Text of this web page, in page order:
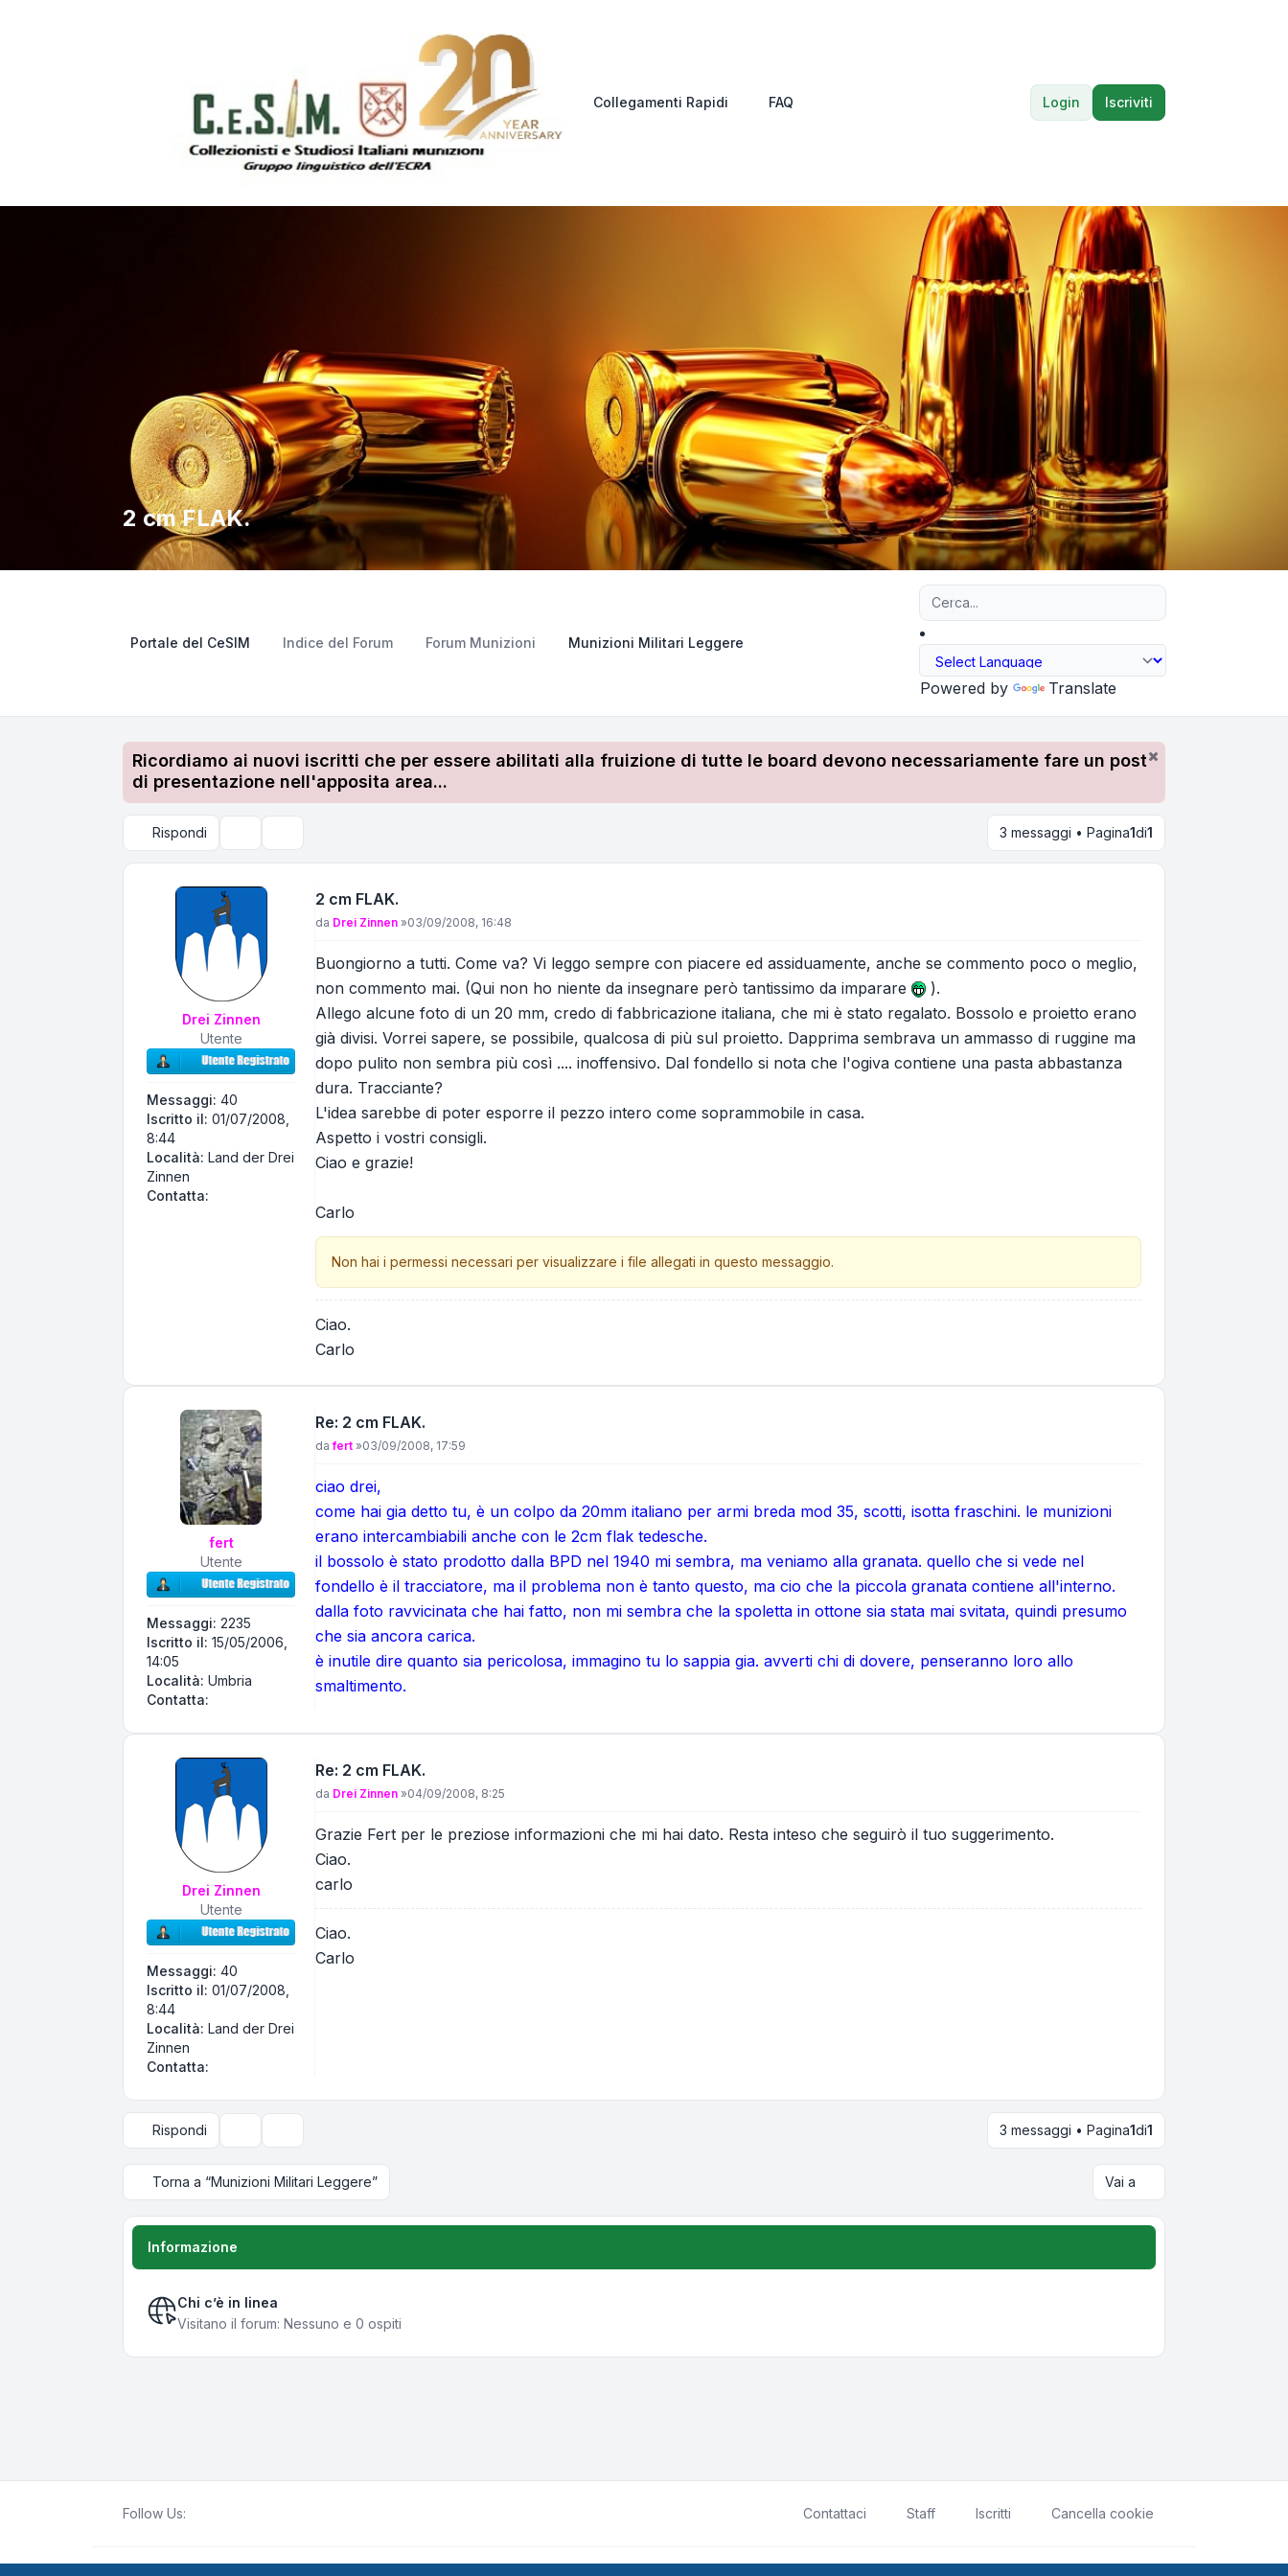
Collegamenti Rapidi FAQ Login Iscriviti
2 cm FLAK.
Portale del CeSIM Indice del Forum Forum Munizioni Munizioni Militari Leggere
Powered by Translate
Ricordiamo ai nuovi iscritti che per essere abilitati alla fruizione di tutte le board devono necessariamente fare un post
di presentazione nell'apposita area...
Rispondi 3 messaggi • Pagina1di1
Drei Zinnen
Utente
Messaggi: 40
Iscritto il: 01/07/2008,
8:44
Località: Land der Drei
Zinnen
Contatta:
2 cm FLAK.
Messaggio
da Drei Zinnen »03/09/2008, 16:48
Buongiorno a tutti. Come va? Vi leggo sempre con piacere ed assiduamente, anche se commento poco o meglio,
non commento mai. (Qui non ho niente da insegnare però tantissimo da imparare
).
Allego alcune foto di un 20 mm, credo di fabbricazione italiana, che mi è stato regalato. Bossolo e proietto erano
già divisi. Vorrei sapere, se possibile, qualcosa di più sul proietto. Dapprima sembrava un ammasso di ruggine ma
dopo pulito non sembra più così .... inoffensivo. Dal fondello si nota che l'ogiva contiene una pasta abbastanza
dura. Tracciante?
L'idea sarebbe di poter esporre il pezzo intero come soprammobile in casa.
Aspetto i vostri consigli.
Ciao e grazie!
Carlo
Non hai i permessi necessari per visualizzare i file allegati in questo messaggio.
Ciao.
Carlo
fert
Utente
Messaggi: 2235
Iscritto il: 15/05/2006,
14:05
Località: Umbria
Contatta:
Re: 2 cm FLAK.
Messaggio
dafert »03/09/2008, 17:59
ciao drei,
come hai gia detto tu, è un colpo da 20mm italiano per armi breda mod 35, scotti, isotta fraschini. le munizioni
erano intercambiabili anche con le 2cm flak tedesche.
il bossolo è stato prodotto dalla BPD nel 1940 mi sembra, ma veniamo alla granata. quello che si vede nel
fondello è il tracciatore, ma il problema non è tanto questo, ma cio che la piccola granata contiene all'interno.
dalla foto ravvicinata che hai fatto, non mi sembra che la spoletta in ottone sia stata mai svitata, quindi presumo
che sia ancora carica.
è inutile dire quanto sia pericolosa, immagino tu lo sappia gia. avverti chi di dovere, penseranno loro allo
smaltimento.
Drei Zinnen
Utente
Messaggi: 40
Iscritto il: 01/07/2008,
8:44
Località: Land der Drei
Zinnen
Contatta:
Re: 2 cm FLAK.
Messaggio
da Drei Zinnen »04/09/2008, 8:25
Grazie Fert per le preziose informazioni che mi hai dato. Resta inteso che seguirò il tuo suggerimento.
Ciao.
carlo
Ciao.
Carlo
Rispondi 3 messaggi • Pagina1di1
Torna a “Munizioni Militari Leggere” Vai a
Informazione
Chi c’è in linea
Visitano il forum: Nessuno e 0 ospiti
Follow Us: Contattaci Staff Iscritti Cancella cookie